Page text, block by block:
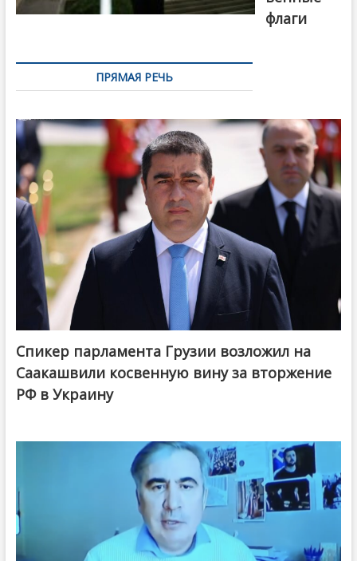
флаги
ПРЯМАЯ РЕЧЬ
Спикер парламента Грузии возложил на
Саакашвили косвенную вину за вторжение
РФ в Украину